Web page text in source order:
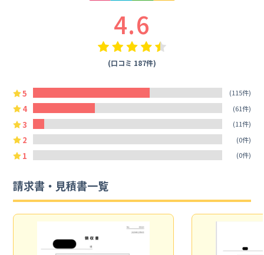
4.6
(口コミ 187件)
5 (115件)
4 (61件)
3 (11件)
2 (0件)
1 (0件)
請求書・見積書一覧